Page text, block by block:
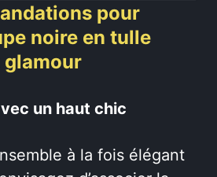
pour
noire en tulle
glamour
un haut chic
à la fois élégant